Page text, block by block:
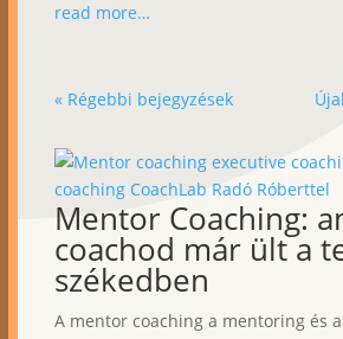
read more…
« Régebbi bejegyzések
Mentor Coaching:
coachod már ült a
székedben
A mentor coaching a mentoring és